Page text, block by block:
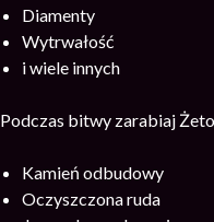
Diamenty
Wytrwałość
i wiele innych
Podczas bitwy zarabiaj
Kamień odbudowy
Oczyszczona ruda